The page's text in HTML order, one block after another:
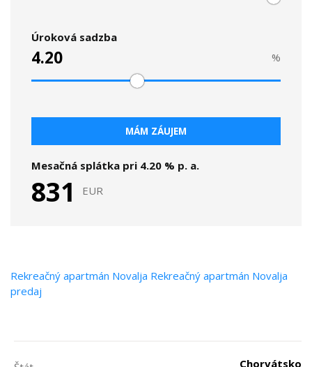
Úroková sadzba
%
MÁM ZÁUJEM
Mesačná splátka pri 4.20 % p. a.
831 EUR
Rekreačný apartmán Novalja Rekreačný apartmán Novalja
predaj
Chorvátsko